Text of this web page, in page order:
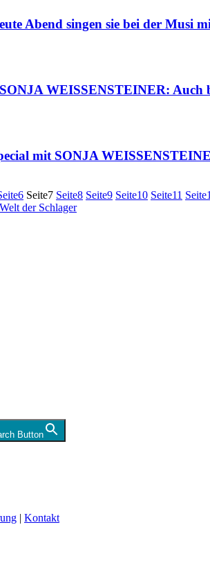
Abend singen sie bei der Musi
WEISSENSTEINER: Auch
mit SONJA
6 Seite7 Seite8 Seite9 Seite10 Seite11 Seite
Button
| Kontakt